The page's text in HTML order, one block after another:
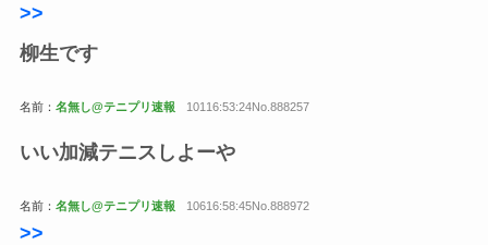
>>
柳生です
名前： 名無し@テニプリ速報 10116:53:24No.888257
いい加減テニスしよーや
名前： 名無し@テニプリ速報 10616:58:45No.888972
>>